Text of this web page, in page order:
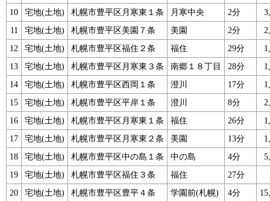
10
宅地(土地) 札幌市豊平区月寒東１条 月寒中央 2分
11
宅地(土地) 札幌市豊平区美園７条 美園 2分
12
宅地(土地) 札幌市豊平区福住２条 福住 29分
13
宅地(土地) 札幌市豊平区月寒東３条 南郷１８丁目 28分
14
宅地(土地) 札幌市豊平区西岡１条 澄川 17分
15
宅地(土地) 札幌市豊平区平岸１条 澄川 8分
16
宅地(土地) 札幌市豊平区月寒東１条 福住 26分
17
宅地(土地) 札幌市豊平区月寒東２条 美園 13分
18
宅地(土地) 札幌市豊平区中の島１条 中の島 4分
19
宅地(土地) 札幌市豊平区福住３条 福住
27分
20
宅地(土地) 札幌市豊平区豊平４条 学園前(札幌) 4分